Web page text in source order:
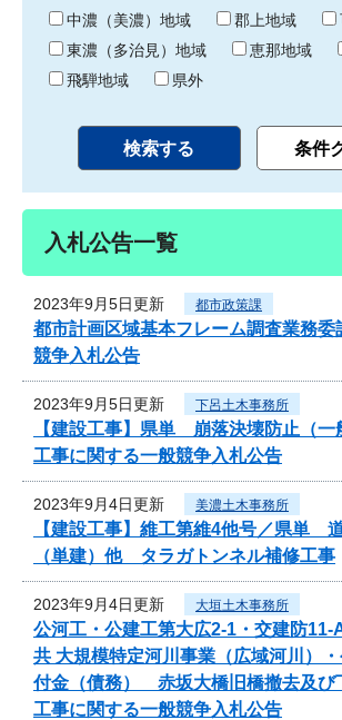
中濃（美濃）地域
郡上地域
東濃（多治見）地域
恵那地域
飛騨地域
県外
入札公告一覧
2023年9月5日更新 都市政策課
都市計画区域基本フレーム調査業務委
競争入札公告
2023年9月5日更新 下呂土木事務所
【建設工事】県単 崩落決壊防止（一
工事に関する一般競争入札公告
2023年9月4日更新 美濃土木事務所
【建設工事】維工第維4他号／県単
（単建）他 タラガトンネル補修工事
2023年9月4日更新 大垣土木事務所
公河工・公建工第大広2-1・交建防11-
共 大規模特定河川事業（広域河川）
付金（債務） 赤坂大橋旧橋撤去及び
工事に関する一般競争入札公告